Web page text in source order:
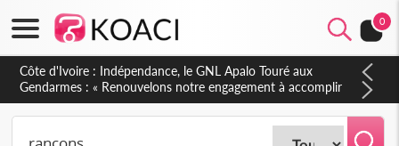
0
Côte d'Ivoire : Indépendance, le GNL Apalo Touré aux
Gendarmes : « Renouvelons notre engagement à accomplir
notre mission avec honneur, discipline, loyauté et
dévouement »